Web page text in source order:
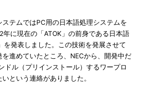
テムではPC用の日本語処理システムを
年に現在の「ATOK」の前身である日本語
を発表しました。この技術を発展させて
進めていたところ、NECから、開発中だ
ドル（プリインストール）するワープロ
という連絡がありました。